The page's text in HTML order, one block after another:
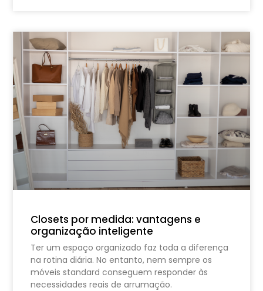
Closets por medida: vantagens e
organização inteligente
Ter um espaço organizado faz toda a diferença
na rotina diária. No entanto, nem sempre os
móveis standard conseguem responder às
necessidades reais de arrumação.